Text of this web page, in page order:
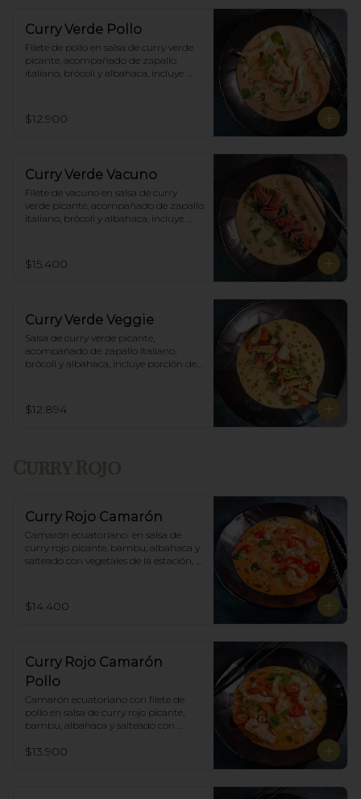
Curry Verde Pollo
Filete de pollo en salsa de curry verde
picante, acompañado de zapallo
italiano, brócoli y albahaca, incluye
$12.900
Curry Verde Vacuno
Filete de vacuno en salsa de curry
verde picante, acompañado de zapallo
italiano, brócoli y albahaca, incluye
$15.400
Curry Verde Veggie
Salsa de curry verde picante,
acompañado de zapallo italiano,
brócoli y albahaca, incluye porción de
$12.894
Curry Rojo
Curry Rojo Camarón
Camarón ecuatoriano  en salsa de
curry rojo picante, bambu, albahaca y
salteado con vegetales de la estación,
$14.400
Curry Rojo Camarón
Pollo
Camarón ecuatoriano con filete de
pollo en salsa de curry rojo picante,
bambu, albahaca y salteado con
porción de arroz blanco.
$13.900